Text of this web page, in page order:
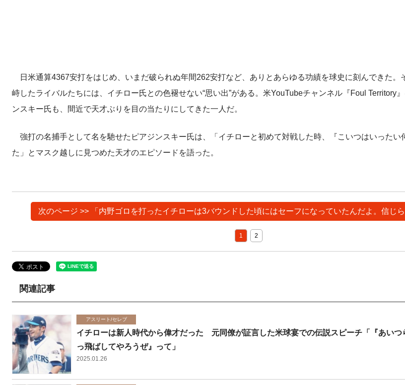
日米通算4367安打をはじめ、いまだ破られぬ年間262安打など、ありとあらゆる功績を球史に刻んできた。
峙したライバルたちには、イチロー氏との色褪せない“思い出”がある。米YouTubeチャンネル『Foul Territory
ンスキー氏も、間近で天才ぶりを目の当たりにしてきた一人だ。
強打の名捕手として名を馳せたピアジンスキー氏は、「イチローと初めて対戦した時、『こいつはいったい
た」とマスク越しに見つめた天才のエピソードを語った。
次のページ >> 「内野ゴロを打ったイチローは3バウンドした頃にはセーフになっていたんだよ。信じら
1 2
関連記事
アスリート/セレブ
イチローは新人時代から偉才だった 元同僚が証言した米球宴での伝説スピーチ「『あいつ
っ飛ばしてやろうぜ』って」
2025.01.26